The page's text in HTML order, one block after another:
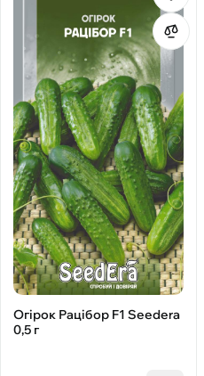
Огірок Рацібор F1 Seedera
0,5 г